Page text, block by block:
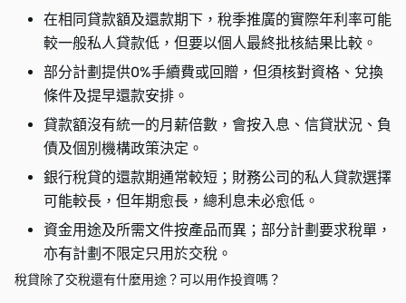
在相同貸款額及還款期下，稅季推廣的實際年利率可能
較一般私人貸款低，但要以個人最終批核結果比較。
部分計劃提供0%手續費或回贈，但須核對資格、兌換
條件及提早還款安排。
貸款額沒有統一的月薪倍數，會按入息、信貸狀況、負
債及個別機構政策決定。
銀行稅貸的還款期通常較短；財務公司的私人貸款選擇
可能較長，但年期愈長，總利息未必愈低。
資金用途及所需文件按產品而異；部分計劃要求稅單，
亦有計劃不限定只用於交稅。
稅貸除了交稅還有什麼用途？可以用作投資嗎？